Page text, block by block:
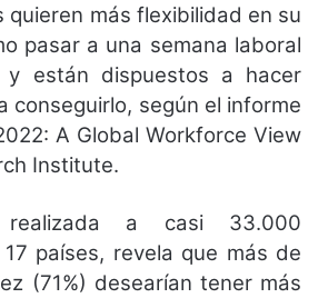
quieren más flexibilidad en su
pasar a una semana laboral
están dispuestos a hacer
conseguirlo, según el informe
A Global Workforce View
Institute.
a casi 33.000
países, revela que más de
(71%) desearían tener más